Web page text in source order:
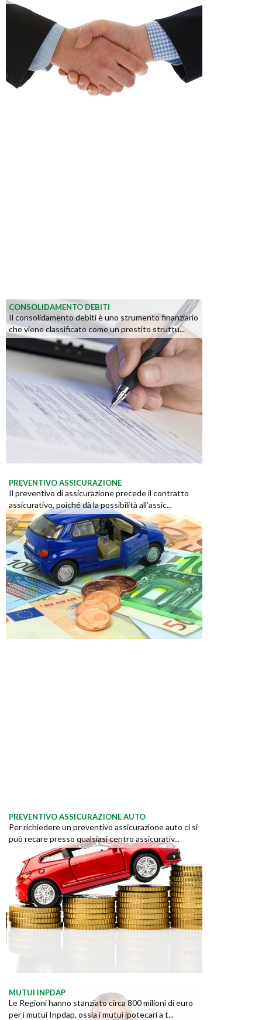
CONSOLIDAMENTO DEBITI
Il consolidamento debiti è uno strumento finanziario
che viene classificato come un prestito struttu...
PREVENTIVO ASSICURAZIONE
Il preventivo di assicurazione precede il contratto
assicurativo, poiché dà la possibilità all’assic...
PREVENTIVO ASSICURAZIONE AUTO
Per richiedere un preventivo assicurazione auto ci si
può recare presso qualsiasi centro assicurativ...
MUTUI INPDAP
Le Regioni hanno stanziato circa 800 milioni di euro
per i mutui Inpdap, ossia i mutui ipotecari a t...